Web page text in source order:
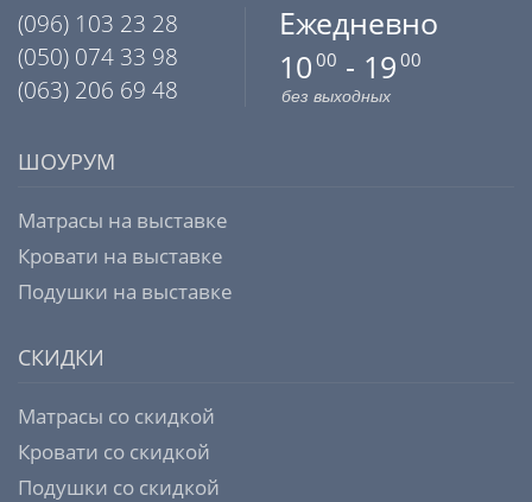
(096) 103 23 28
(050) 074 33 98
(063) 206 69 48
Ежедневно
10 00 - 19 00
без выходных
ШОУРУМ
Матрасы на выставке
Кровати на выставке
Подушки на выставке
СКИДКИ
Матрасы со скидкой
Кровати со скидкой
Подушки со скидкой